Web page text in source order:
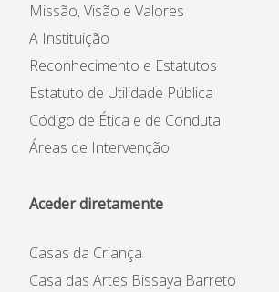
Missão, Visão e Valores
A Instituição
Reconhecimento e Estatutos
Estatuto de Utilidade Pública
Código de Ética e de Conduta
Áreas de Intervenção
Aceder diretamente
Casas da Criança
Casa das Artes Bissaya Barreto